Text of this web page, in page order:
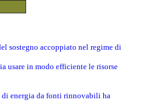
sostegno accoppiato nel regime di
usare in modo efficiente le risorse
energia da fonti rinnovabili ha